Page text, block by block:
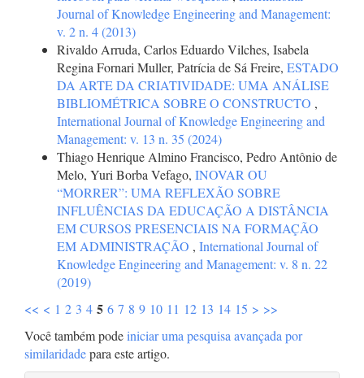
Journal of Knowledge Engineering and Management:
v. 2 n. 4 (2013)
Rivaldo Arruda, Carlos Eduardo Vilches, Isabela
Regina Fornari Muller, Patrícia de Sá Freire, ESTADO
DA ARTE DA CRIATIVIDADE: UMA ANÁLISE
BIBLIOMÉTRICA SOBRE O CONSTRUCTO ,
International Journal of Knowledge Engineering and
Management: v. 13 n. 35 (2024)
Thiago Henrique Almino Francisco, Pedro Antônio de
Melo, Yuri Borba Vefago, INOVAR OU
“MORRER”: UMA REFLEXÃO SOBRE
INFLUÊNCIAS DA EDUCAÇÃO A DISTÂNCIA
EM CURSOS PRESENCIAIS NA FORMAÇÃO
EM ADMINISTRAÇÃO , International Journal of
Knowledge Engineering and Management: v. 8 n. 22
(2019)
<< < 1 2 3 4 5 6 7 8 9 10 11 12 13 14 15 > >>
Você também podeiniciar uma pesquisa avançada por
similaridadepara este artigo.